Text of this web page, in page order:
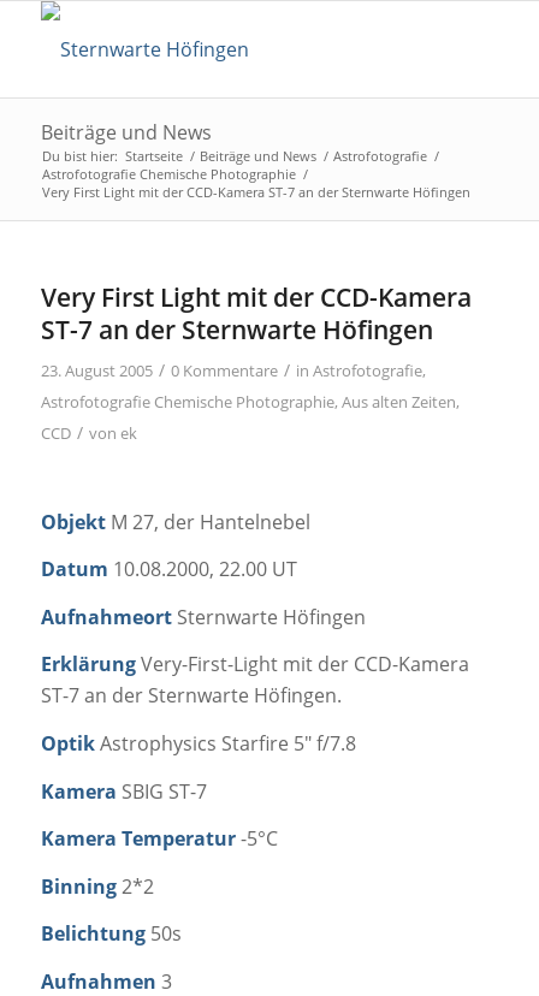
Beiträge und News
Du bist hier: Startseite / Beiträge und News / Astrofotografie /
Astrofotografie Chemische Photographie /
Very First Light mit der CCD-Kamera ST-7 an der Sternwarte Höfingen
Very First Light mit der CCD-Kamera
ST-7 an der Sternwarte Höfingen
23. August 2005 / 0 Kommentare / in Astrofotografie,
Astrofotografie Chemische Photographie, Aus alten Zeiten,
CCD / von ek
ObjektM 27, der Hantelnebel
Datum 10.08.2000, 22.00 UT
AufnahmeortSternwarte Höfingen
ErklärungVery-First-Light mit der CCD-Kamera
ST-7 an der Sternwarte Höfingen.
OptikAstrophysics Starfire 5″ f/7.8
Kamera SBIG ST-7
Kamera Temperatur-5°C
Binning2*2
Belichtung50s
Aufnahmen 3